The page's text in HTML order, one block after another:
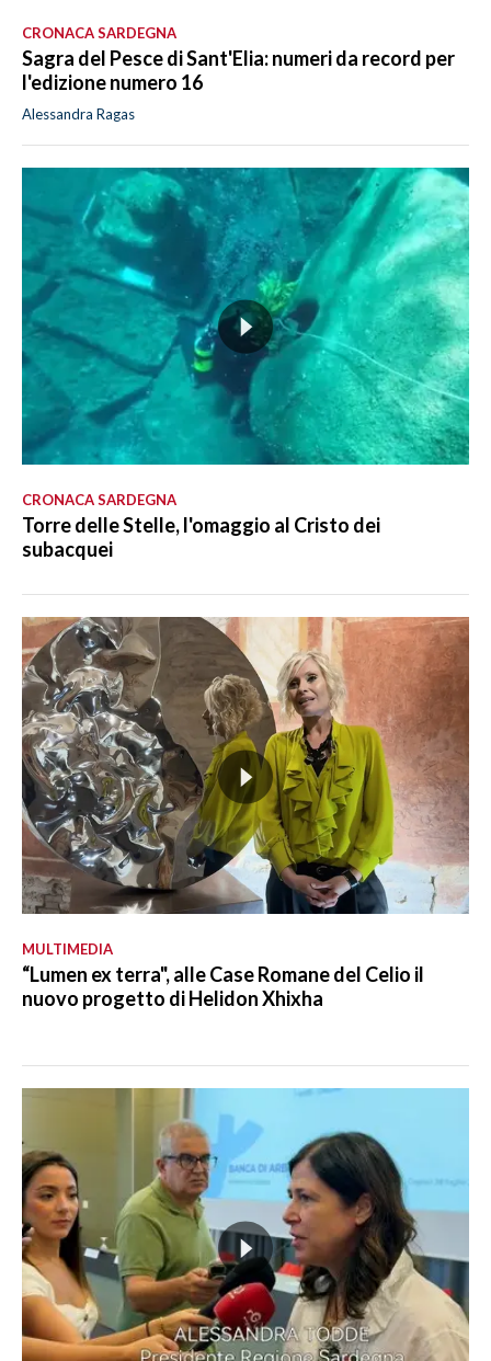
CRONACA SARDEGNA
Sagra del Pesce di Sant'Elia: numeri da record per
l'edizione numero 16
Alessandra Ragas
CRONACA SARDEGNA
Torre delle Stelle, l'omaggio al Cristo dei
subacquei
MULTIMEDIA
“Lumen ex terra", alle Case Romane del Celio il
nuovo progetto di Helidon Xhixha